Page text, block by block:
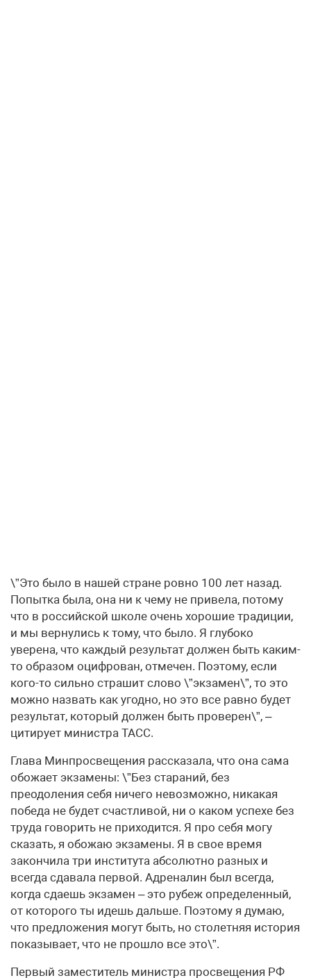
\”Это было в нашей стране ровно 100 лет назад.
Попытка была, она ни к чему не привела, потому
что в российской школе очень хорошие традиции,
и мы вернулись к тому, что было. Я глубоко
уверена, что каждый результат должен быть каким-
то образом оцифрован, отмечен. Поэтому, если
кого-то сильно страшит слово \”экзамен\”, то это
можно назвать как угодно, но это все равно будет
результат, который должен быть проверен\”, –
цитирует министра ТАСС.
Глава Минпросвещения рассказала, что она сама
обожает экзамены: \”Без стараний, без
преодоления себя ничего невозможно, никакая
победа не будет счастливой, ни о каком успехе без
труда говорить не приходится. Я про себя могу
сказать, я обожаю экзамены. Я в свое время
закончила три института абсолютно разных и
всегда сдавала первой. Адреналин был всегда,
когда сдаешь экзамен – это рубеж определенный,
от которого ты идешь дальше. Поэтому я думаю,
что предложения могут быть, но столетняя история
показывает, что не прошло все это\”.
Первый заместитель министра просвещения РФ